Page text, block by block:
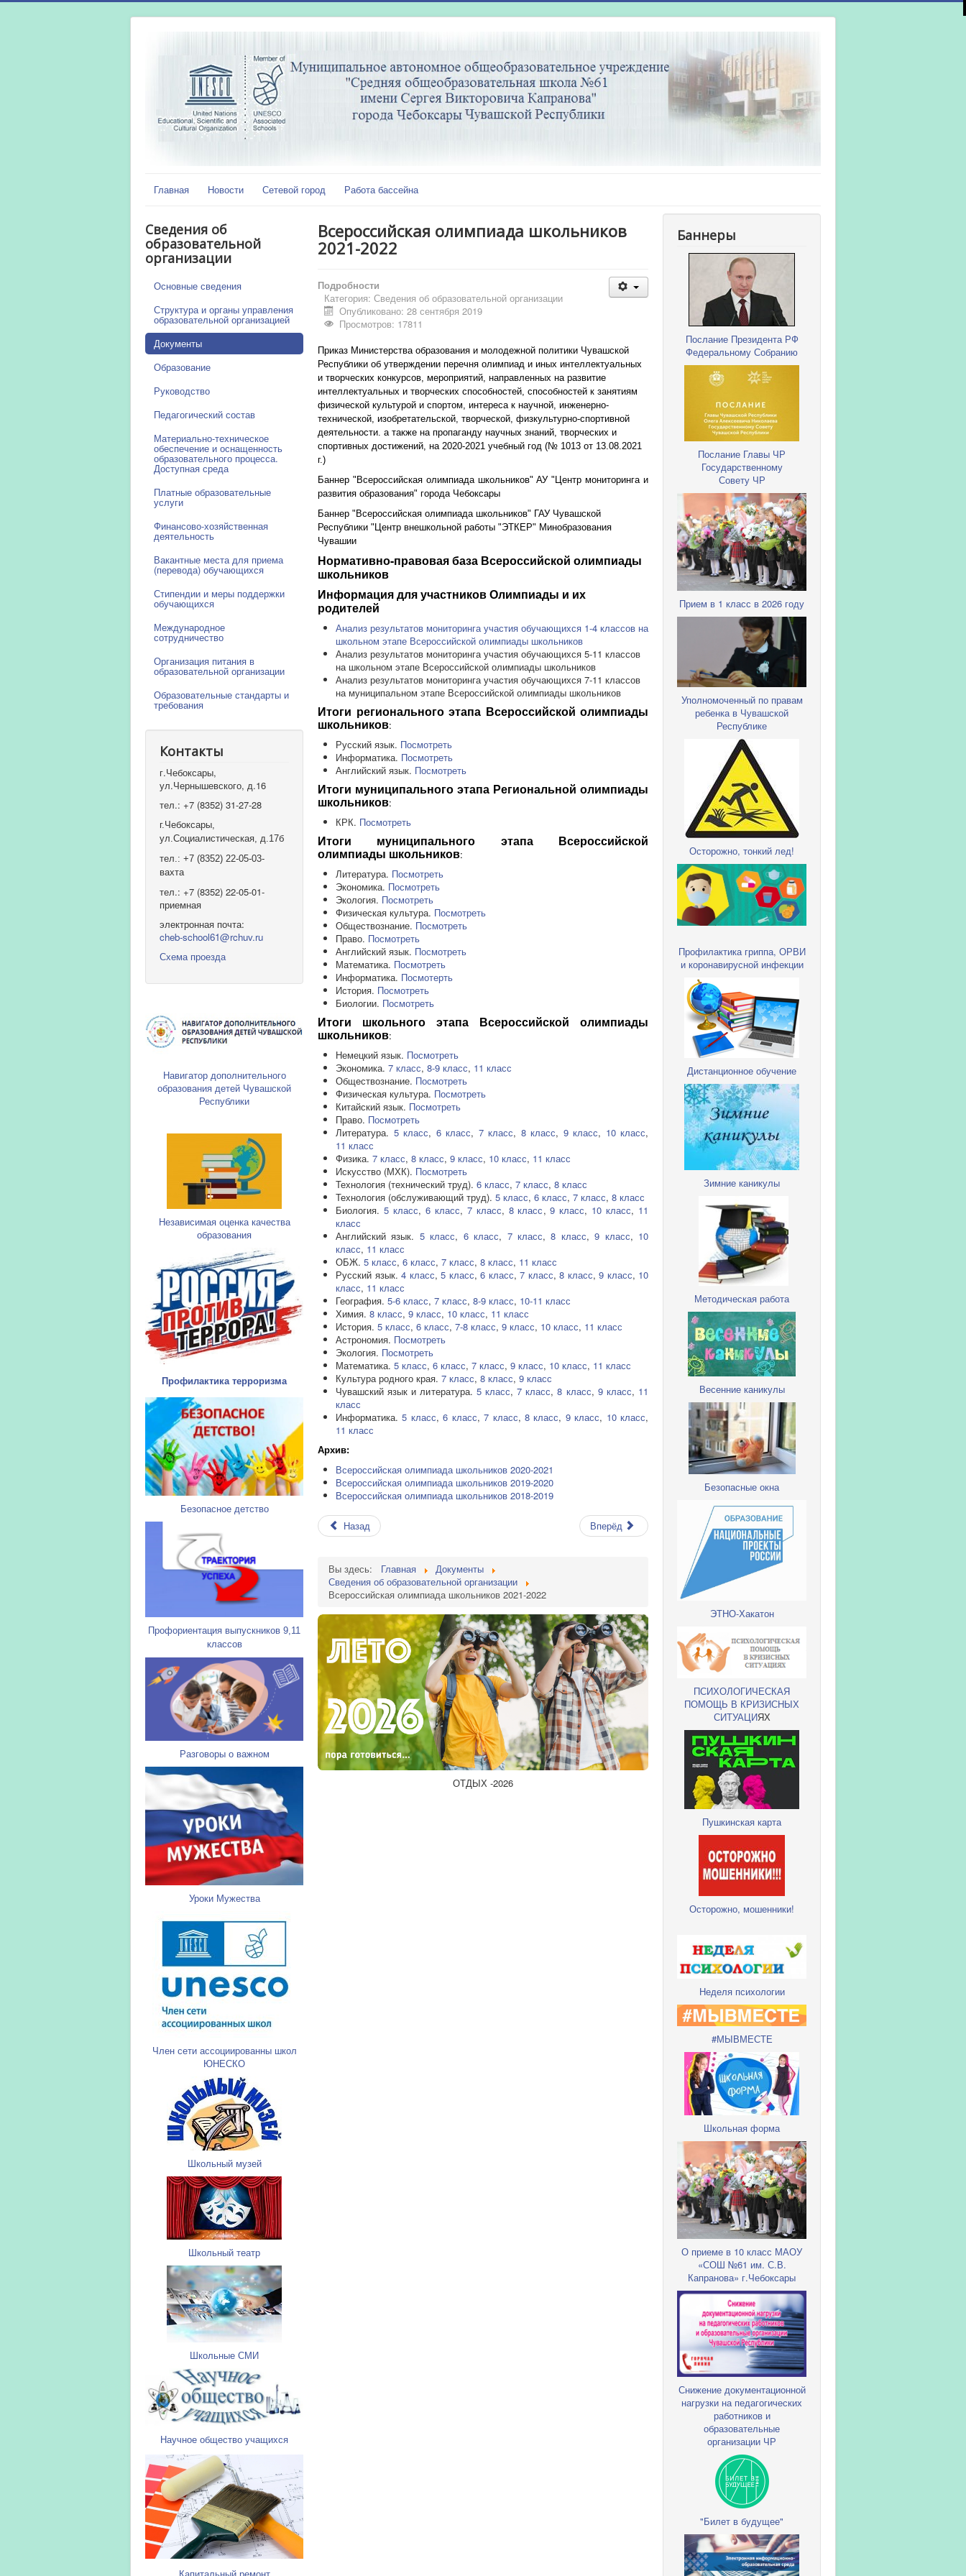
Главная Новости Сетевой город Работа бассейна
Сведения об
образовательной
организации
Основные сведения
Структура и органы управления
образовательной организацией
Документы
Образование
Руководство
Педагогический состав
Материально-техническое
обеспечение и оснащенность
образовательного процесса.
Доступная среда
Платные образовательные
услуги
Финансово-хозяйственная
деятельность
Вакантные места для приема
(перевода) обучающихся
Стипендии и меры поддержки
обучающихся
Международное
сотрудничество
Организация питания в
образовательной организации
Образовательные стандарты и
требования
Контакты
г.Чебоксары,
ул.Чернышевского, д.16
тел.: +7 (8352) 31-27-28
г.Чебоксары,
ул.Социалистическая, д.17б
тел.: +7 (8352) 22-05-03-
вахта
тел.: +7 (8352) 22-05-01-
приемная
электронная почта:
cheb-school61@rchuv.ru
Схема проезда
Навигатор дополнительного
образования детей Чувашской
Республики
Независимая оценка качества
образования
Профилактика терроризма
Безопасное детство
Профориентация выпускников 9,11
классов
Разговоры о важном
Уроки Мужества
Член сети ассоциированны школ
ЮНЕСКО
Школьный музей
Школьный театр
Школьные СМИ
Научное общество учащихся
Всероссийская олимпиада школьников
2021-2022
Подробности
Категория: Сведения об образовательной организации
Опубликовано: 28 сентября 2019
Просмотров: 17811
Приказ Министерства образования и молодежной политики Чувашской
Республики об утверждении перечня олимпиад и иных интеллектуальных
и творческих конкурсов, мероприятий, направленных на развитие
интеллектуальных и творческих способностей, способностей к занятиям
физической культурой и спортом, интереса к научной, инженерно-
технической, изобретательской, творческой, физкультурно-спортивной
деятельности. а также на пропаганду научных знаний, творческих и
спортивных достижений, на 2020-2021 учебный год (№ 1013 от 13.08.2021
г.)
Баннер "Всероссийская олимпиада школьников" АУ "Центр мониторинга и
развития образования" города Чебоксары
Баннер "Всероссийская олимпиада школьников" ГАУ Чувашской
Республики "Центр внешкольной работы "ЭТКЕР" Минобразования
Чувашии
Нормативно-правовая база Всероссийской олимпиады
школьников
Информация для участников Олимпиады и их
родителей
Анализ результатов мониторинга участия обучающихся 1-4 классов на
школьном этапе Всероссийской олимпиады школьников
Анализ результатов мониторинга участия обучающихся 5-11 классов
на школьном этапе Всероссийской олимпиады школьников
Анализ результатов мониторинга участия обучающихся 7-11 классов
на муниципальном этапе Всероссийской олимпиады школьников
Итоги регионального этапа Всероссийской олимпиады
школьников:
Русский язык. Посмотреть
Информатика. Посмотреть
Английский язык. Посмотреть
Итоги муниципального этапа Региональной олимпиады
школьников:
КРК. Посмотреть
Итоги муниципального этапа Всероссийской
олимпиады школьников:
Литература. Посмотреть
Экономика. Посмотреть
Экология. Посмотреть
Физическая культура. Посмотреть
Обществознание. Посмотреть
Право. Посмотреть
Английский язык. Посмотреть
Математика. Посмотреть
Информатика. Посмотерть
История. Посмотреть
Биологии. Посмотреть
Итоги школьного этапа Всероссийской олимпиады
школьников:
Немецкий язык. Посмотреть
Экономика. 7 класс, 8-9 класс, 11 класс
Обществознание. Посмотреть
Физическая культура. Посмотреть
Китайский язык. Посмотреть
Право. Посмотреть
Литература. 5 класс, 6 класс, 7 класс, 8 класс, 9 класс, 10 класс,
11 класс
Физика. 7 класс, 8 класс, 9 класс, 10 класс, 11 класс
Искусство (МХК). Посмотреть
Технология (технический труд). 6 класс, 7 класс, 8 класс
Технология (обслуживающий труд). 5 класс, 6 класс, 7 класс, 8 класс
Биология. 5 класс, 6 класс, 7 класс, 8 класс,9 класс, 10 класс, 11
класс
Английский язык. 5 класс, 6 класс, 7 класс,8 класс,9 класс, 10
класс, 11 класс
ОБЖ. 5 класс, 6 класс, 7 класс, 8 класс, 11 класс
Русский язык. 4 класс, 5 класс, 6 класс, 7 класс, 8 класс, 9 класс, 10
класс, 11 класс
География. 5-6 класс, 7 класс, 8-9 класс, 10-11 класс
Химия. 8 класс, 9 класс, 10 класс, 11 класс
История. 5 класс, 6 класс, 7-8 класс, 9 класс, 10 класс, 11 класс
Астрономия. Посмотреть
Экология. Посмотреть
Математика. 5 класс, 6 класс, 7 класс, 9 класс, 10 класс, 11 класс
Культура родного края. 7 класс, 8 класс, 9 класс
Чувашский язык и литература. 5 класс,7 класс,8 класс, 9 класс, 11
класс
Информатика.5 класс,6 класс,7 класс, 8 класс, 9 класс, 10 класс,
11 класс
Архив:
Всероссийская олимпиада школьников 2020-2021
Всероссийская олимпиада школьников 2019-2020
Всероссийская олимпиада школьников 2018-2019
Назад Вперёд
Вы здесь: Главная
Документы
Сведения об образовательной организации
Всероссийская олимпиада школьников 2021-2022
ОТДЫХ -2026
Баннеры
Послание Президента РФ
Федеральному Собранию
Послание Главы ЧР
Государственному
Совету ЧР
Прием в 1 класс в 2026 году
Уполномоченный по правам
ребенка в Чувашской
Республике
Осторожно, тонкий лед!
Профилактика гриппа, ОРВИ
и коронавирусной инфекции
Дистанционное обучение
Зимние каникулы
Методическая работа
Весенние каникулы
Безопасные окна
ЭТНО-Хакатон
ПСИХОЛОГИЧЕСКАЯ
ПОМОЩЬ В КРИЗИСНЫХ
СИТУАЦИЯХ
Пушкинская карта
Осторожно, мошенники!
Неделя психологии
#МЫВМЕСТЕ
Школьная форма
О приеме в 10 класс МАОУ
«СОШ №61 им. С.В.
Капранова» г.Чебоксары
Снижение документационной
нагрузки на педагогических
работников и
образовательные
организации ЧР
"Билет в будущее"